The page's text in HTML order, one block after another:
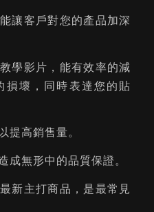
讓客戶對您的產品加深
學影片，能有效率的減
損壞，同時表達您的貼
提高銷售量。
成無形中的品質保證。
新主打商品，是最常見